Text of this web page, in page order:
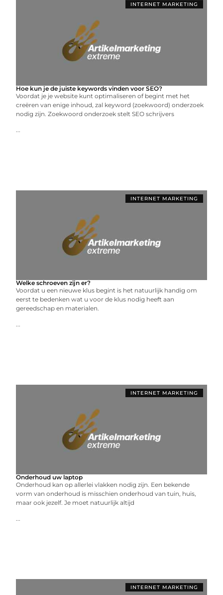
INTERNET MARKETING
Hoe kun je de juiste keywords vinden voor SEO?
Voordat je je website kunt optimaliseren of begint met het
creëren van enige inhoud, zal keyword (zoekwoord) onderzoek
nodig zijn. Zoekwoord onderzoek stelt SEO schrijvers
...
INTERNET MARKETING
Welke schroeven zijn er?
Voordat u een nieuwe klus begint is het natuurlijk handig om
eerst te bedenken wat u voor de klus nodig heeft aan
gereedschap en materialen.
...
INTERNET MARKETING
Onderhoud uw laptop
Onderhoud kan op allerlei vlakken nodig zijn. Een bekende
vorm van onderhoud is misschien onderhoud van tuin, huis,
maar ook jezelf. Je moet natuurlijk altijd
...
INTERNET MARKETING